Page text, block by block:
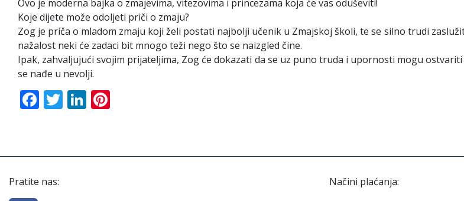
Ovo je moderna bajka o zmajevima, vitezovima i princezama koja će vas oduševiti!
Koje dijete može odoljeti priči o zmaju?
Zog je priča o mladom zmaju koji želi postati najbolji učenik u Zmajskoj školi, te se silno trudi
nažalost neki će zadaci bit mnogo teži nego što se naizgled čine.
Ipak, zahvaljujući svojim prijateljima, Zog će dokazati da se uz puno truda i upornosti mogu
se nađe u nevolji.
Facebook
TwitterLinkedIn
Pratite nas: Načini plaćanja: